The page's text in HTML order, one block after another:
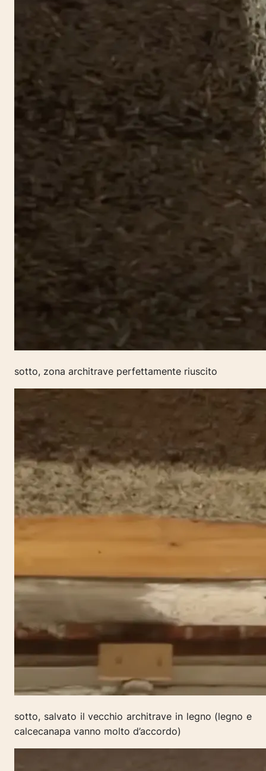
sotto, zona architrave perfettamente riuscito
sotto, salvato il vecchio architrave in legno (legno e
calcecanapa vanno molto d’accordo)